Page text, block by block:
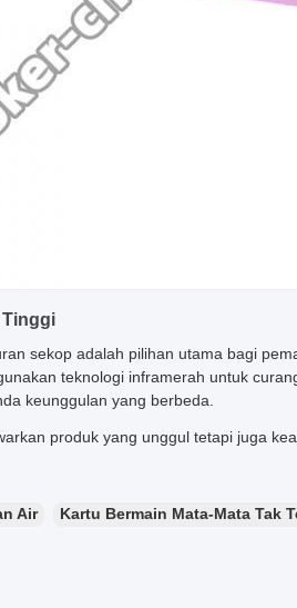
Tinggi
sekop adalah pilihan utama bagi
teknologi inframerah untuk
keunggulan yang berbeda.
produk yang unggul tetapi juga
Air Kartu Bermain Mata-Mata Tak